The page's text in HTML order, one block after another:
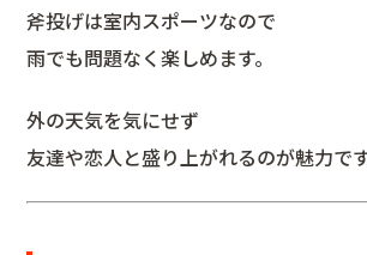
斧投げは室内スポーツなので
雨でも問題なく楽しめます。
外の天気を気にせず
友達や恋人と盛り上がれるのが魅力です